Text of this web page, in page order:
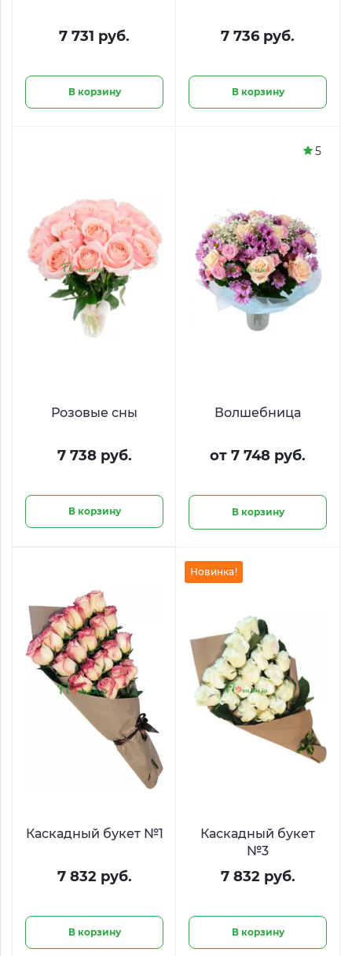
7 731 руб.
В корзину
7 736 руб.
В корзину
Розовые сны
7 738 руб.
В корзину
Волшебница
от 7 748 руб.
В корзину
5
Каскадный букет №1
7 832 руб.
В корзину
Каскадный букет
№3
7 832 руб.
В корзину
Новинка!